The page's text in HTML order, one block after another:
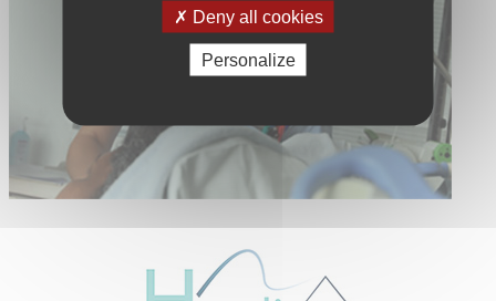
Deny all cookies
Personalize